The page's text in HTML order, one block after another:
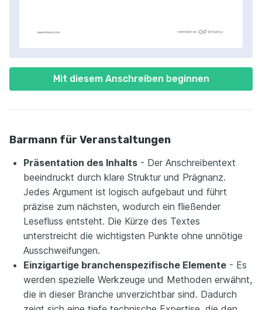
Mit diesem Anschreiben beginnen
Barmann für Veranstaltungen
Präsentation des Inhalts - Der Anschreibentext
beeindruckt durch klare Struktur und Prägnanz.
Jedes Argument ist logisch aufgebaut und führt
präzise zum nächsten, wodurch ein fließender
Lesefluss entsteht. Die Kürze des Textes
unterstreicht die wichtigsten Punkte ohne unnötige
Ausschweifungen.
Einzigartige branchenspezifische Elemente - Es
werden spezielle Werkzeuge und Methoden erwähnt,
die in dieser Branche unverzichtbar sind. Dadurch